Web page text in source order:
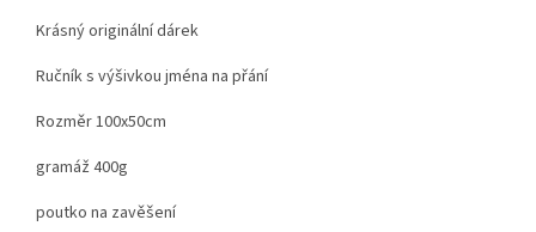
Krásný originální dárek
Ručník s výšivkou jména na přání
Rozměr 100x50cm
gramáž 400g
poutko na zavěšení